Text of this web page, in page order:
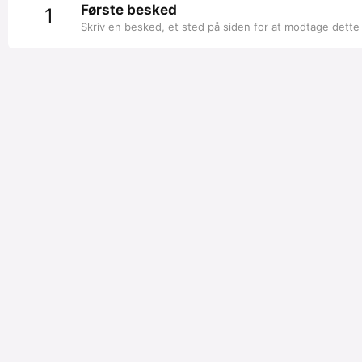
1 Første besked
Skriv en besked, et sted på siden for at modtage dette